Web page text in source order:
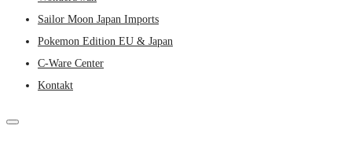
Sailor Moon Japan Imports
Pokemon Edition EU & Japan
C-Ware Center
Kontakt